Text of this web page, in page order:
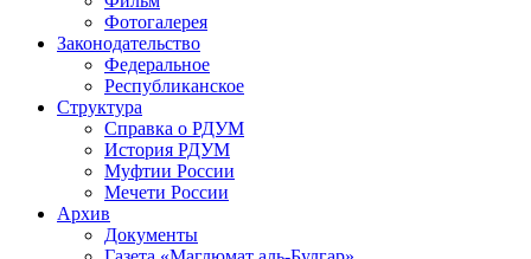
Фотогалерея
Законодательство
Федеральное
Республиканское
Структура
Справка о РДУМ
История РДУМ
Муфтии России
Мечети России
Архив
Документы